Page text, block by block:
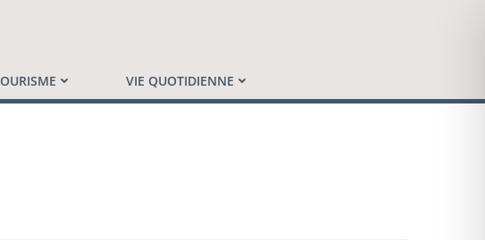
VIE QUOTIDIENNE